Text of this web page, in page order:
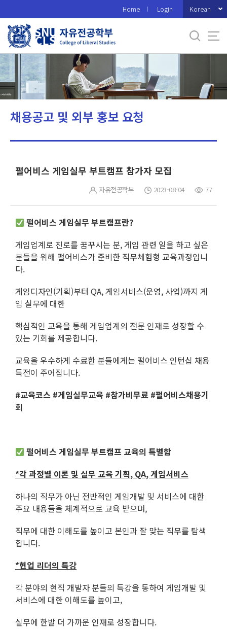
로
메
뉴
Home Login Korean
채용공고 및 외부 홍보 요청
펄어비스 게임실무 부트캠프 참가자 모집
자유전공학부 2023-08-04 77
펄어비스게임실무 부트캠프란?
게임업계로 진로를 꿈꾸시는 분, 게임 관련 일을 하고 싶은
분들을 위해 펄어비스가 준비한 직무체험형 교육과정입니
다.
게임디자인(기획)부터 QA, 게임서비스(운영, 사업)까지 게
임 실무에 대한
핵심적인 교육을 통해 게임업계의 전문 인재로 성장할 수
있는 기회를 제공합니다.
교육을 우수하게 수료한 분들에게는 펄어비스 인턴십 채용
특전이 주어집니다.
#교육코스 #게임실무교육 #참가비무료 #펄어비스채용기
회
펄어비스게임실무 부트캠프 교육의 특별함
*각 과정별 이론 및 실무 교육기획, QA, 게임서비스
하나의 직무가 아닌 전반적인 게임개발 및 서비스에 대한
주요 내용들을 체계적으로 교육 받으며,
직무에 대한 이해도를 높이고 본인과 잘 맞는 직무를 탐색
합니다.
*현업 리더의 특강
각 분야의 현직 개발자 분들의 특강을 통하여 게임개발 및
서비스에 대한 이해도를 높이고,
실무에 한발 더 가까운 인재로 성장합니다.